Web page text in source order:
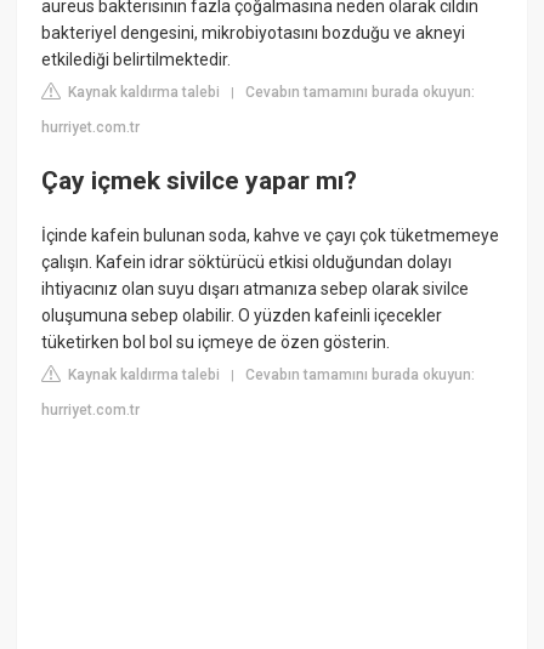
aureus bakterisinin fazla çoğalmasına neden olarak cildin
bakteriyel dengesini, mikrobiyotasını bozduğu ve akneyi
etkilediği belirtilmektedir.
Kaynak kaldırma talebi |Cevabın tamamını burada okuyun:
hurriyet.com.tr
Çay içmek sivilce yapar mı?
İçinde kafein bulunan soda, kahve ve çayı çok tüketmemeye
çalışın. Kafein idrar söktürücü etkisi olduğundan dolayı
ihtiyacınız olan suyu dışarı atmanıza sebep olarak sivilce
oluşumuna sebep olabilir. O yüzden kafeinli içecekler
tüketirken bol bol su içmeye de özen gösterin.
Kaynak kaldırma talebi |Cevabın tamamını burada okuyun:
hurriyet.com.tr